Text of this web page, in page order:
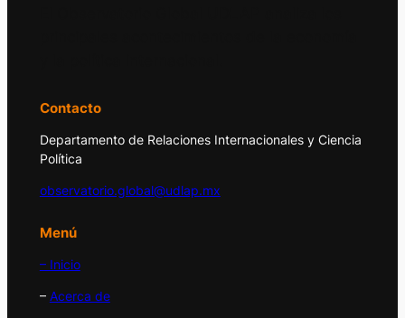
Contacto
Departamento de Relaciones Internacionales y Ciencia
Política
observatorio.global@udlap.mx
Menú
– Inicio
– Acerca de